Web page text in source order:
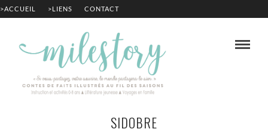
>ACCUEIL >LIENS CONTACT
SIDOBRE